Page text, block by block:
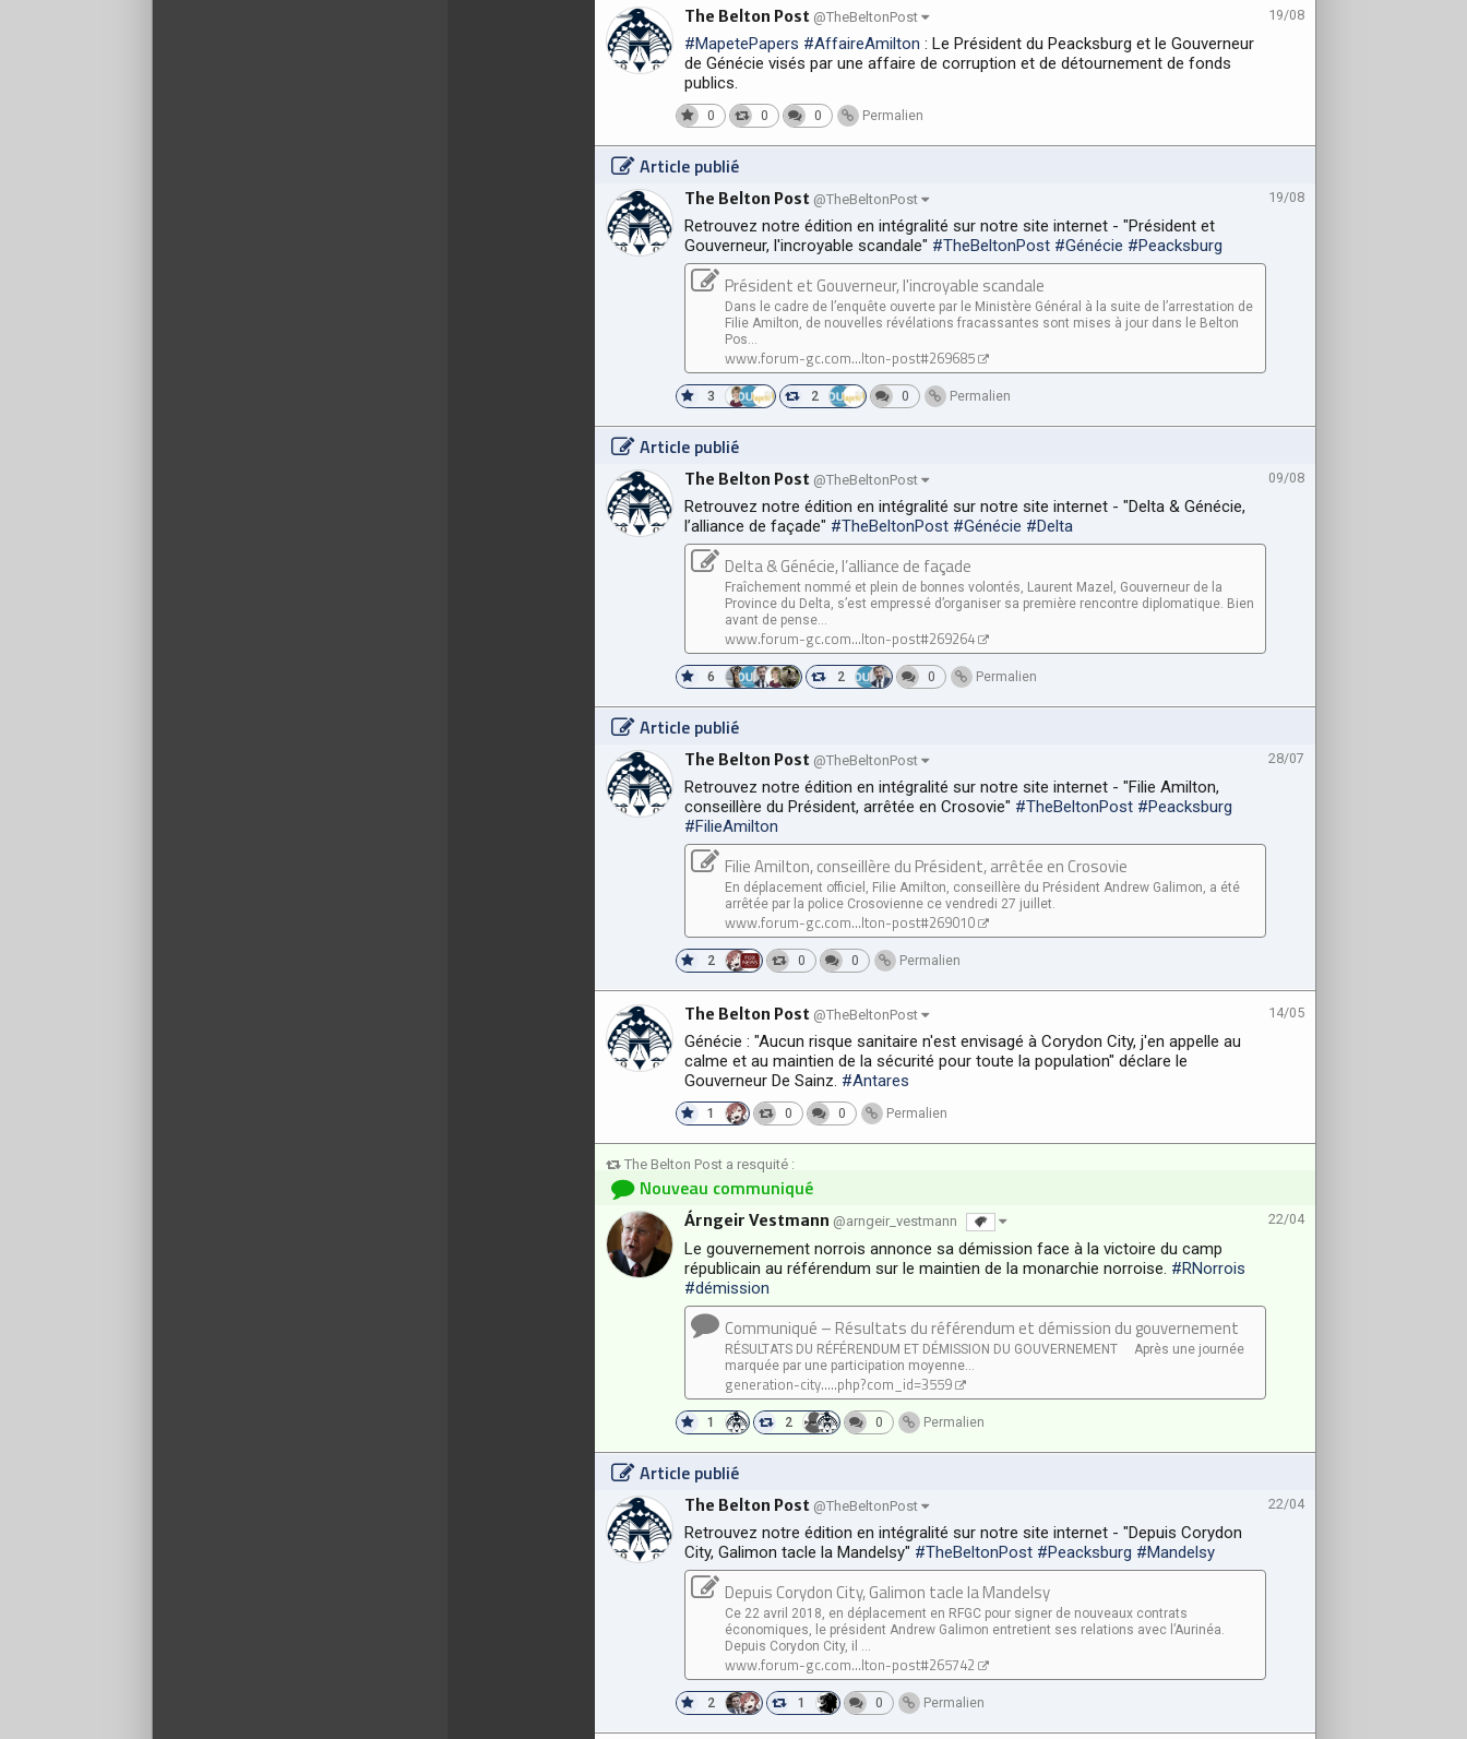
19/08
The Belton Post @TheBeltonPost
#MapetePapers #AffaireAmilton : Le Président du Peacksburg et le Gouverneur
de Génécie visés par une affaire de corruption et de détournement de fonds
publics.
0 0 0 Permalien
Article publié
19/08
The Belton Post @TheBeltonPost
Retrouvez notre édition en intégralité sur notre site internet - "Président et
Gouverneur, l'incroyable scandale" #TheBeltonPost #Génécie #Peacksburg
Président et Gouverneur, l'incroyable scandale
Dans le cadre de l’enquête ouverte par le Ministère Général à la suite de l’arrestation de
Filie Amilton, de nouvelles révélations fracassantes sont mises à jour dans le Belton
Pos...
www.forum-gc.com...lton-post#269685
3 2 0 Permalien
Article publié
09/08
The Belton Post @TheBeltonPost
Retrouvez notre édition en intégralité sur notre site internet - "Delta & Génécie,
l’alliance de façade" #TheBeltonPost #Génécie #Delta
Delta & Génécie, l’alliance de façade
Fraîchement nommé et plein de bonnes volontés, Laurent Mazel, Gouverneur de la
Province du Delta, s’est empressé d’organiser sa première rencontre diplomatique. Bien
avant de pense...
www.forum-gc.com...lton-post#269264
6 2 0 Permalien
Article publié
28/07
The Belton Post @TheBeltonPost
Retrouvez notre édition en intégralité sur notre site internet - "Filie Amilton,
conseillère du Président, arrêtée en Crosovie" #TheBeltonPost #Peacksburg
#FilieAmilton
Filie Amilton, conseillère du Président, arrêtée en Crosovie
En déplacement officiel, Filie Amilton, conseillère du Président Andrew Galimon, a été
arrêtée par la police Crosovienne ce vendredi 27 juillet.
www.forum-gc.com...lton-post#269010
2 0 0 Permalien
14/05
The Belton Post @TheBeltonPost
Génécie : "Aucun risque sanitaire n'est envisagé à Corydon City, j'en appelle au
calme et au maintien de la sécurité pour toute la population" déclare le
Gouverneur De Sainz. #Antares
1 0 0 Permalien
The Belton Post a resquité :
Nouveau communiqué
22/04
Árngeir Vestmann @arngeir_vestmann
Le gouvernement norrois annonce sa démission face à la victoire du camp
républicain au référendum sur le maintien de la monarchie norroise. #RNorrois
#démission
Communiqué – Résultats du référendum et démission du gouvernement
RÉSULTATS DU RÉFÉRENDUM ET DÉMISSION DU GOUVERNEMENT Après une journée
marquée par une participation moyenne...
generation-city.....php?com_id=3559
1 2 0 Permalien
Article publié
22/04
The Belton Post @TheBeltonPost
Retrouvez notre édition en intégralité sur notre site internet - "Depuis Corydon
City, Galimon tacle la Mandelsy" #TheBeltonPost #Peacksburg #Mandelsy
Depuis Corydon City, Galimon tacle la Mandelsy
Ce 22 avril 2018, en déplacement en RFGC pour signer de nouveaux contrats
économiques, le président Andrew Galimon entretient ses relations avec l’Aurinéa.
Depuis Corydon City, il ...
www.forum-gc.com...lton-post#265742
2 1 0 Permalien